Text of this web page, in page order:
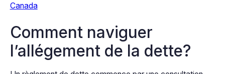
Canada
Comment naviguer
l’allégement de la dette?